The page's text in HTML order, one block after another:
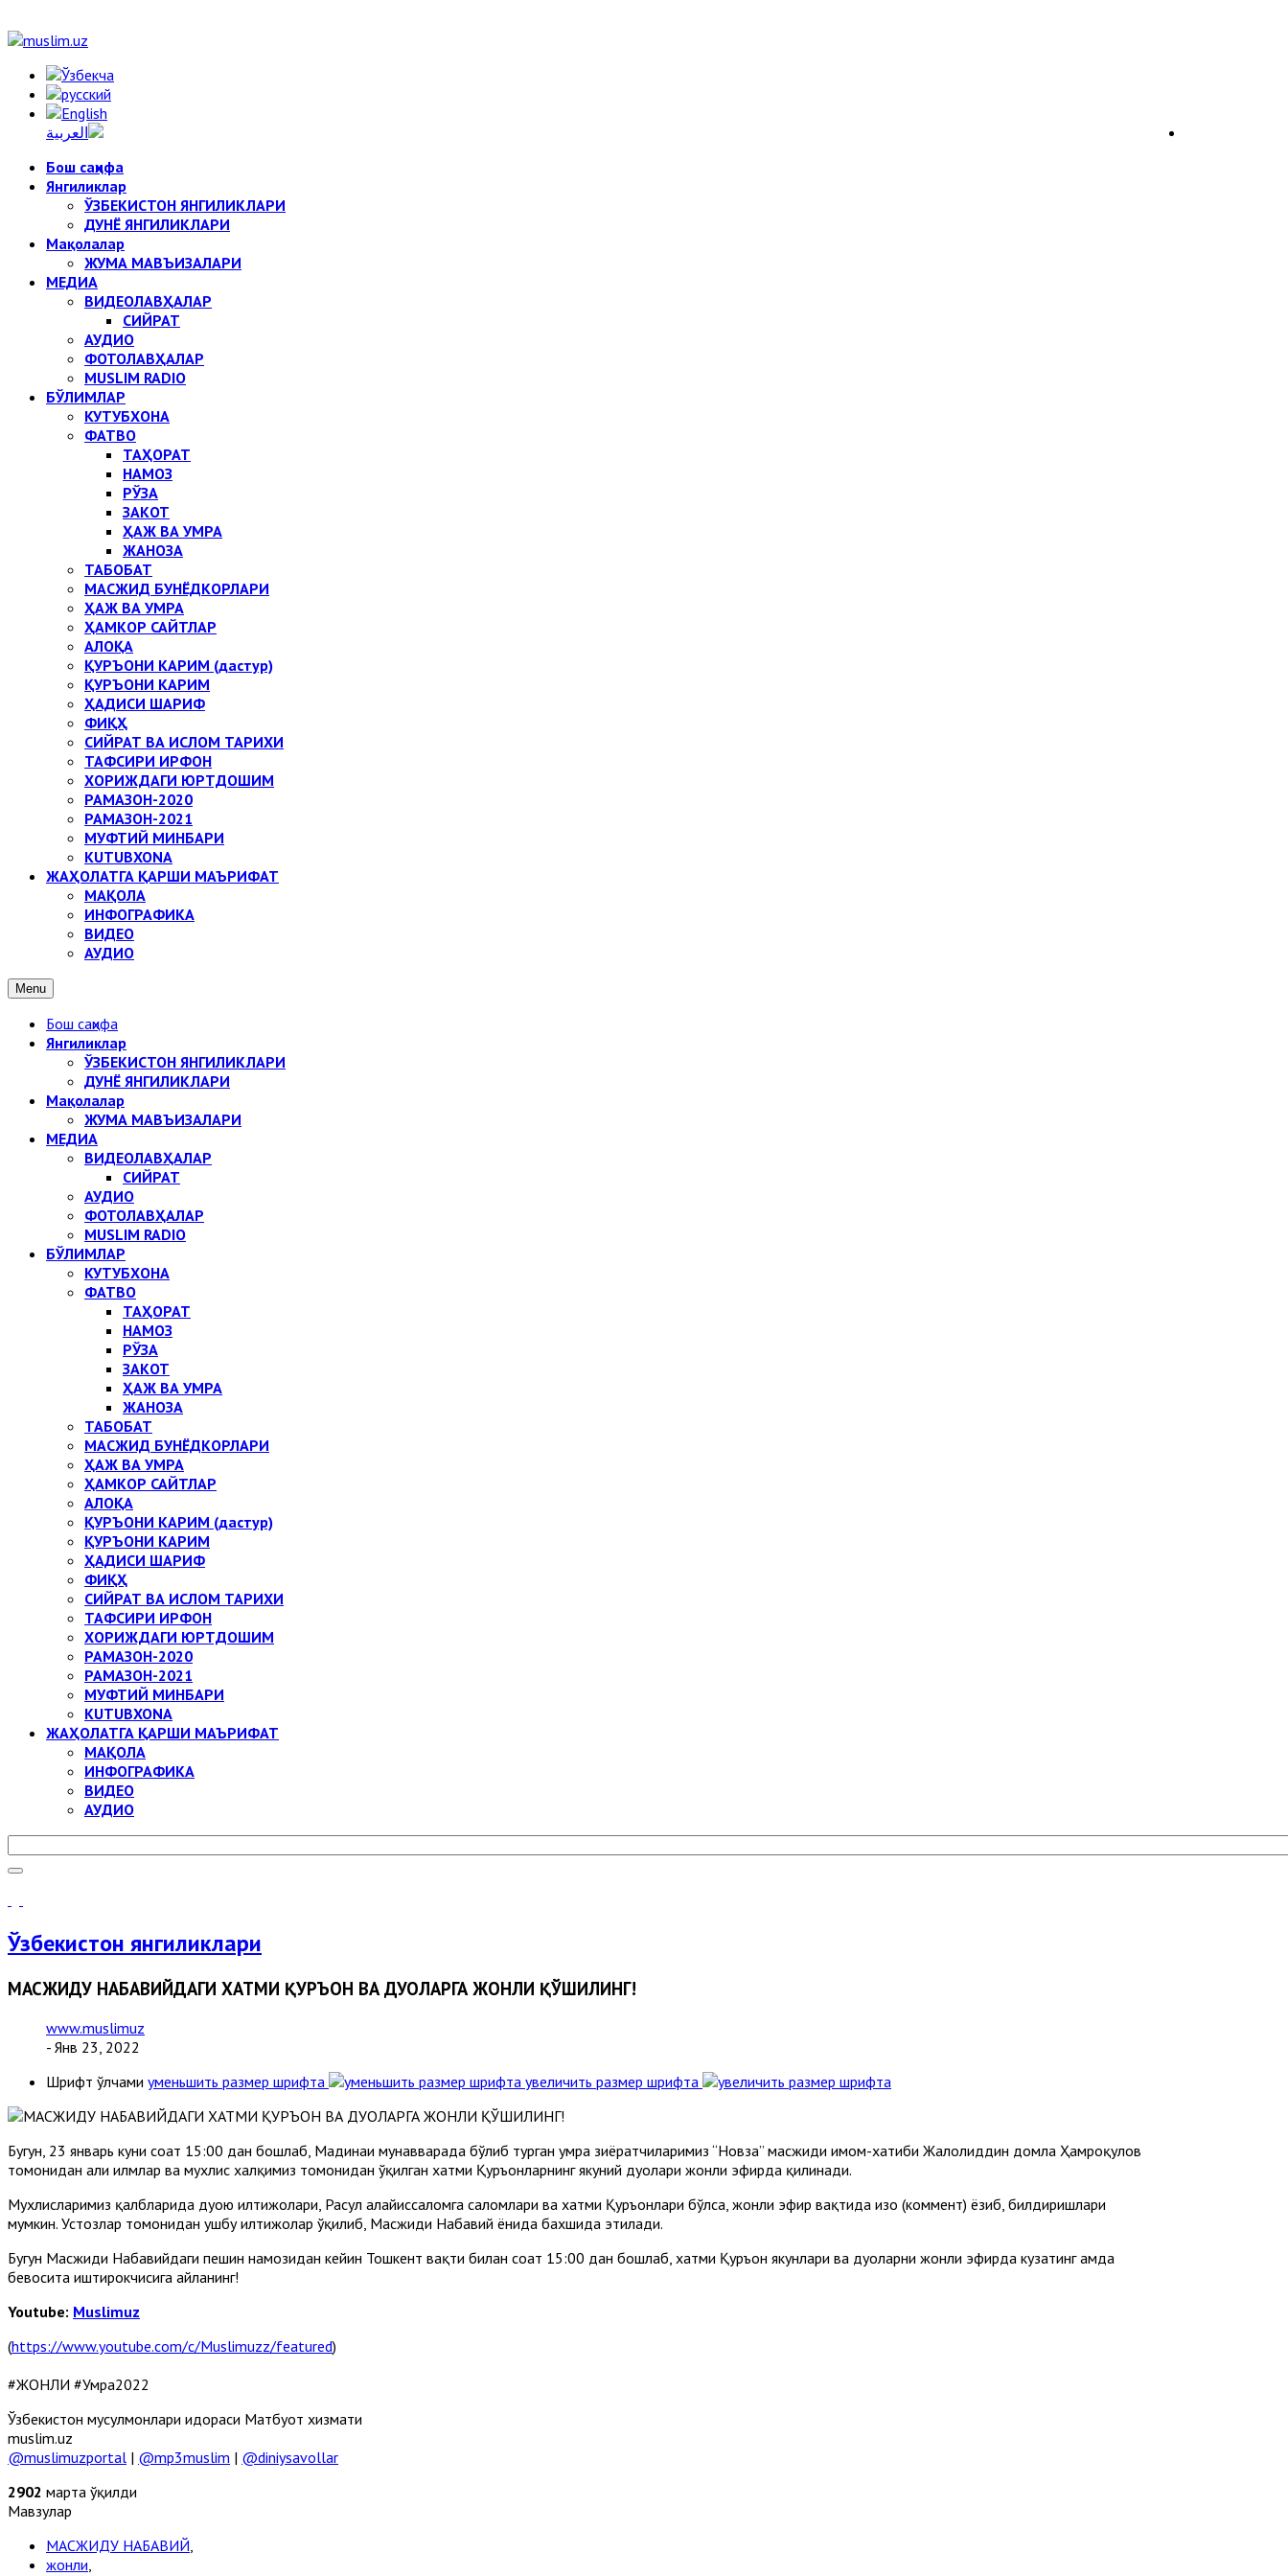
Бош саҳифа
Янгиликлар
ЎЗБЕКИСТОН ЯНГИЛИКЛАРИ
ДУНЁ ЯНГИЛИКЛАРИ
Мақолалар
ЖУМА МАВЪИЗАЛАРИ
МЕДИА
ВИДЕОЛАВҲАЛАР
СИЙРАТ
АУДИО
ФОТОЛАВҲАЛАР
MUSLIM RADIO
БЎЛИМЛАР
КУТУБХОНА
ФАТВО
ТАҲОРАТ
НАМОЗ
РЎЗА
ЗАКОТ
ҲАЖ ВА УМРА
ЖАНОЗА
ТАБОБАТ
МАСЖИД БУНЁДКОРЛАРИ
ҲАЖ ВА УМРА
ҲАМКОР САЙТЛАР
АЛОҚА
ҚУРЪОНИ КАРИМ (дастур)
ҚУРЪОНИ КАРИМ
ҲАДИСИ ШАРИФ
ФИҚҲ
СИЙРАТ ВА ИСЛОМ ТАРИХИ
ТАФСИРИ ИРФОН
ХОРИЖДАГИ ЮРТДОШИМ
РАМАЗОН-2020
РАМАЗОН-2021
МУФТИЙ МИНБАРИ
KUTUBXONA
ЖАҲОЛАТГА ҚАРШИ МАЪРИФАТ
МАҚОЛА
ИНФОГРАФИКА
ВИДЕО
АУДИО
Menu
Бош саҳифа
Янгиликлар
ЎЗБЕКИСТОН ЯНГИЛИКЛАРИ
ДУНЁ ЯНГИЛИКЛАРИ
Мақолалар
ЖУМА МАВЪИЗАЛАРИ
МЕДИА
ВИДЕОЛАВҲАЛАР
СИЙРАТ
АУДИО
ФОТОЛАВҲАЛАР
MUSLIM RADIO
БЎЛИМЛАР
КУТУБХОНА
ФАТВО
ТАҲОРАТ
НАМОЗ
РЎЗА
ЗАКОТ
ҲАЖ ВА УМРА
ЖАНОЗА
ТАБОБАТ
МАСЖИД БУНЁДКОРЛАРИ
ҲАЖ ВА УМРА
ҲАМКОР САЙТЛАР
АЛОҚА
ҚУРЪОНИ КАРИМ (дастур)
ҚУРЪОНИ КАРИМ
ҲАДИСИ ШАРИФ
ФИҚҲ
СИЙРАТ ВА ИСЛОМ ТАРИХИ
ТАФСИРИ ИРФОН
ХОРИЖДАГИ ЮРТДОШИМ
РАМАЗОН-2020
РАМАЗОН-2021
МУФТИЙ МИНБАРИ
KUTUBXONA
ЖАҲОЛАТГА ҚАРШИ МАЪРИФАТ
МАҚОЛА
ИНФОГРАФИКА
ВИДЕО
АУДИО
Ўзбекистон янгиликлари
МАСЖИДУ НАБАВИЙДАГИ ХАТМИ ҚУРЪОН ВА ДУОЛАРГА ЖОНЛИ ҚЎШИЛИНГ!
www.muslimuz
- Янв 23, 2022
Шрифт ўлчами уменьшить размер шрифта увеличить размер шрифта
Бугун, 23 январь куни соат 15:00 дан бошлаб, Мадинаи мунавварада бўлиб турган умра зиёратчиларимиз “Новза” масжиди имом-хатиби Жалолиддин домла Ҳамроқулов
томонидан аҳли илмлар ва мухлис халқимиз томонидан ўқилган хатми Қуръонларнинг якуний дуолари жонли эфирда қилинади.
Мухлисларимиз қалбларида дуою илтижолари, Расул алайҳиссаломга саломлари ва хатми Қуръонлари бўлса, жонли эфир вақтида изоҳ (коммент) ёзиб, билдиришлари
мумкин. Устозлар томонидан ушбу илтижолар ўқилиб, Масжиди Набавий ёнида бахшида этилади.
Бугун Масжиди Набавийдаги пешин намозидан кейин Тошкент вақти билан соат 15:00 дан бошлаб, хатми Қуръон якунлари ва дуоларни жонли эфирда кузатинг ҳамда
бевосита иштирокчисига айланинг!
Youtube: Muslimuz
(https://www.youtube.com/c/Muslimuzz/featured)
#ЖОНЛИ #Умра2022
Ўзбекистон мусулмонлари идораси Матбуот хизмати
muslim.uz
@muslimuzportal | @mp3muslim | @diniysavollar
2902 марта ўқилди
Мавзулар
МАСЖИДУ НАБАВИЙ
жонли